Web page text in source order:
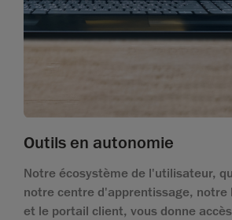
Outils en autonomie
Notre écosystème de l'utilisateur,
notre centre d'apprentissage, notre
et le portail client, vous donne